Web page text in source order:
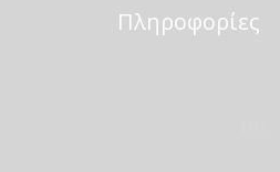
Πληροφορίες